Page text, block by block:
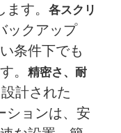
ます。各スクリ
ックアップ
条件下でも
。精密さ、耐
計された
ションは、安